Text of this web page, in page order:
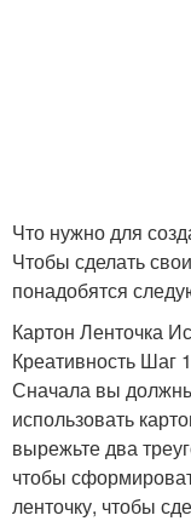
Что нужно для
Чтобы сделать
понадобятся
Картон Ленточка
Креативность Шаг
Сначала вы
использовать
вырежьте два
чтобы
ленточку, чтобы